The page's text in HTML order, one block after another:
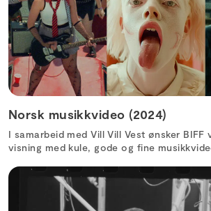
Norsk musikkvideo (2024)
I samarbeid med Vill Vill Vest ønsker BIFF
visning med kule, gode og fine